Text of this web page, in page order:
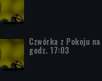
Czwórka z Pokoju
godz. 17:03